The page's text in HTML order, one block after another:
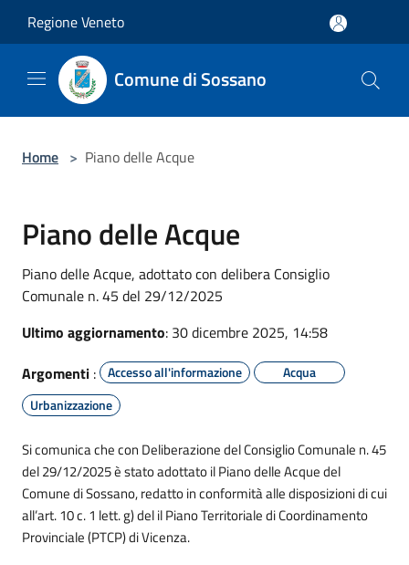
Regione Veneto
Comune di Sossano
Home > Piano delle Acque
Piano delle Acque
Piano delle Acque, adottato con delibera Consiglio
Comunale n. 45 del 29/12/2025
Ultimo aggiornamento: 30 dicembre 2025, 14:58
Argomenti : Accesso all'informazione
Acqua
Urbanizzazione
Si comunica che con Deliberazione del Consiglio Comunale n. 45
del 29/12/2025 è stato adottato il Piano delle Acque del
Comune di Sossano, redatto in conformità alle disposizioni di cui
all’art. 10 c. 1 lett. g) del il Piano Territoriale di Coordinamento
Provinciale (PTCP) di Vicenza.